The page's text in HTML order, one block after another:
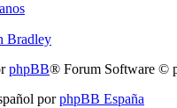
Bradley
phpBB® Forum Software ©
porphpBB España